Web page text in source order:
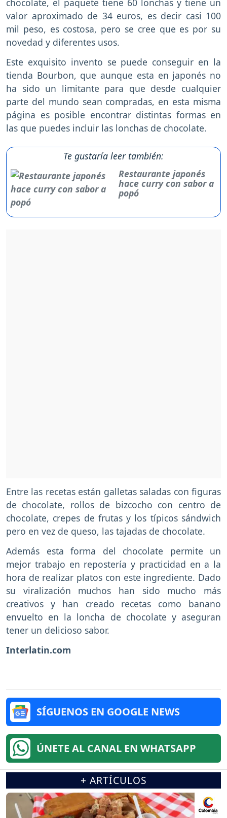
chocolate, el paquete tiene 60 lonchas y tiene un
valor aproximado de 34 euros, es decir casi 100
mil peso, es costosa, pero se cree que es por su
novedad y diferentes usos.
Este exquisito invento se puede conseguir en la
tienda Bourbon, que aunque esta en japonés no
ha sido un limitante para que desde cualquier
parte del mundo sean compradas, en esta misma
página es posible encontrar distintas formas en
las que puedes incluir las lonchas de chocolate.
Te gustaría leer también:
Restaurante japonés
hace curry con sabor a
popó
Entre las recetas están galletas saladas con figuras
de chocolate, rollos de bizcocho con centro de
chocolate, crepes de frutas y los típicos sándwich
pero en vez de queso, las tajadas de chocolate.
Además esta forma del chocolate permite un
mejor trabajo en repostería y practicidad en a la
hora de realizar platos con este ingrediente. Dado
su viralización muchos han sido mucho más
creativos y han creado recetas como banano
envuelto en la loncha de chocolate y aseguran
tener un delicioso sabor.
Interlatin.com
SÍGUENOS EN GOOGLE NEWS
ÚNETE AL CANAL EN WHATSAPP
+ ARTÍCULOS